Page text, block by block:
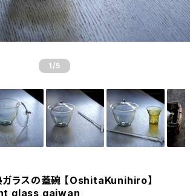
1 /5
ガラスの蓋碗 【OshitaKunihiro】
glass gaiwan